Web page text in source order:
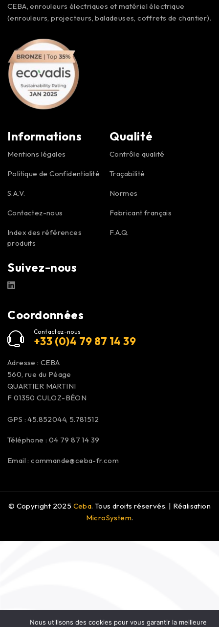
CEBA, enrouleurs électriques et matériel électrique
(enrouleurs, projecteurs, baladeuses, coffrets de chantier).
Informations
Mentions légales
Politique de Confidentialité
S.A.V.
Contactez-nous
Index des références
produits
Suivez-nous
Qualité
Contrôle qualité
Traçabilité
Normes
Fabricant français
F.A.Q.
Coordonnées
Contactez-nous
+33 (0)4 79 87 14 39
Adresse : CEBA
560, rue du Péage
QUARTIER MARTINI
F 01350CULOZ-BÉON
GPS : 45.852044, 5.781512
Téléphone : 04 79 87 14 39
Email :commande@ceba-fr.com
© Copyright 2025 Ceba. Tous droits réservés. | Réalisation
MicroSystem.
Nous utilisons des cookies pour vous garantir la meilleure